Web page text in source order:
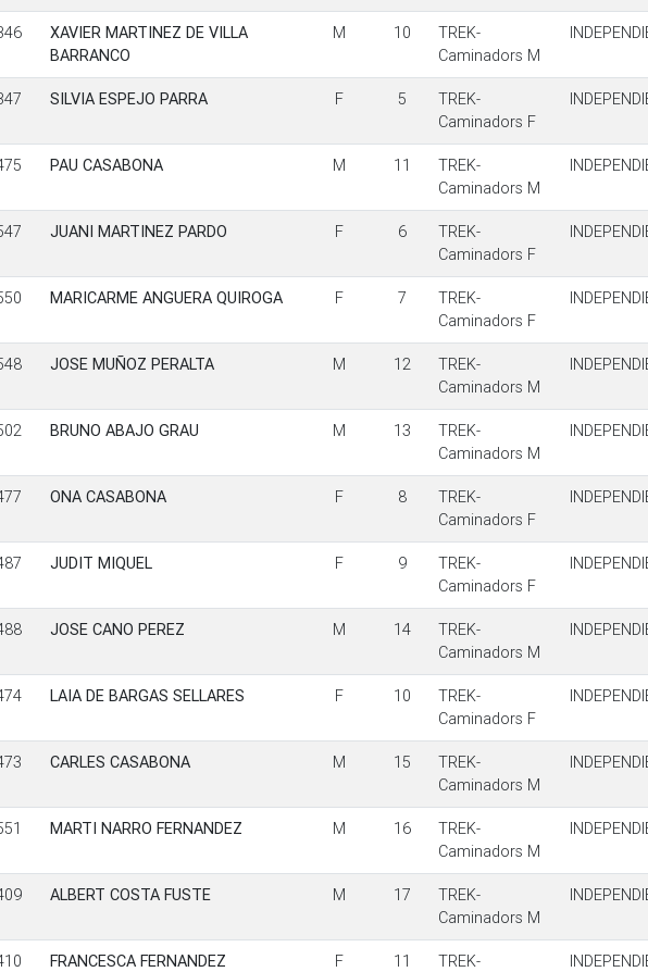
XAVIER MARTINEZ DE VILLA
BARRANCO
M 10
TREK-
Caminadors M
SILVIA ESPEJO PARRA F 5
TREK-
Caminadors F
PAU CASABONA M 11
TREK-
Caminadors M
JUANI MARTINEZ PARDO F 6
TREK-
Caminadors F
MARICARME ANGUERA QUIROGA F 7
TREK-
Caminadors F
JOSE MUÑOZ PERALTA M 12
TREK-
Caminadors M
BRUNO ABAJO GRAU M 13
TREK-
Caminadors M
ONA CASABONA F 8
TREK-
Caminadors F
JUDIT MIQUEL F 9
TREK-
Caminadors F
JOSE CANO PEREZ M 14
TREK-
Caminadors M
LAIA DE BARGAS SELLARES F 10
TREK-
Caminadors F
CARLES CASABONA M 15
TREK-
Caminadors M
MARTI NARRO FERNANDEZ M 16
TREK-
Caminadors M
ALBERT COSTA FUSTE M 17
TREK-
Caminadors M
FRANCESCA FERNANDEZ
F 11
TREK-